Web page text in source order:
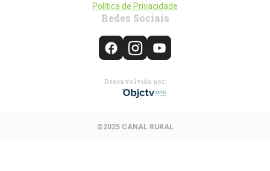
Política de Privacidade
Redes Sociais
Desenvolvido por:
©2025 CANAL RURAL